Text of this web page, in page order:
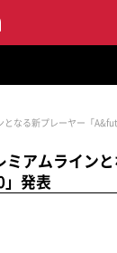
なる新プレーヤー「
アムラインと
」発表